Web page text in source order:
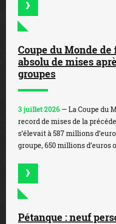
Coupe du Monde
absolu de mises
groupes
3 juillet 2026 — La Coupe du
record de mises de la
s’élevait à 587 millions
groupe, 650 millions d’euros
Pétanque : neuf